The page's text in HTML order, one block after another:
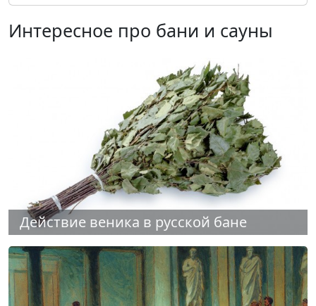
Интересное про бани и сауны
Действие веника в русской бане